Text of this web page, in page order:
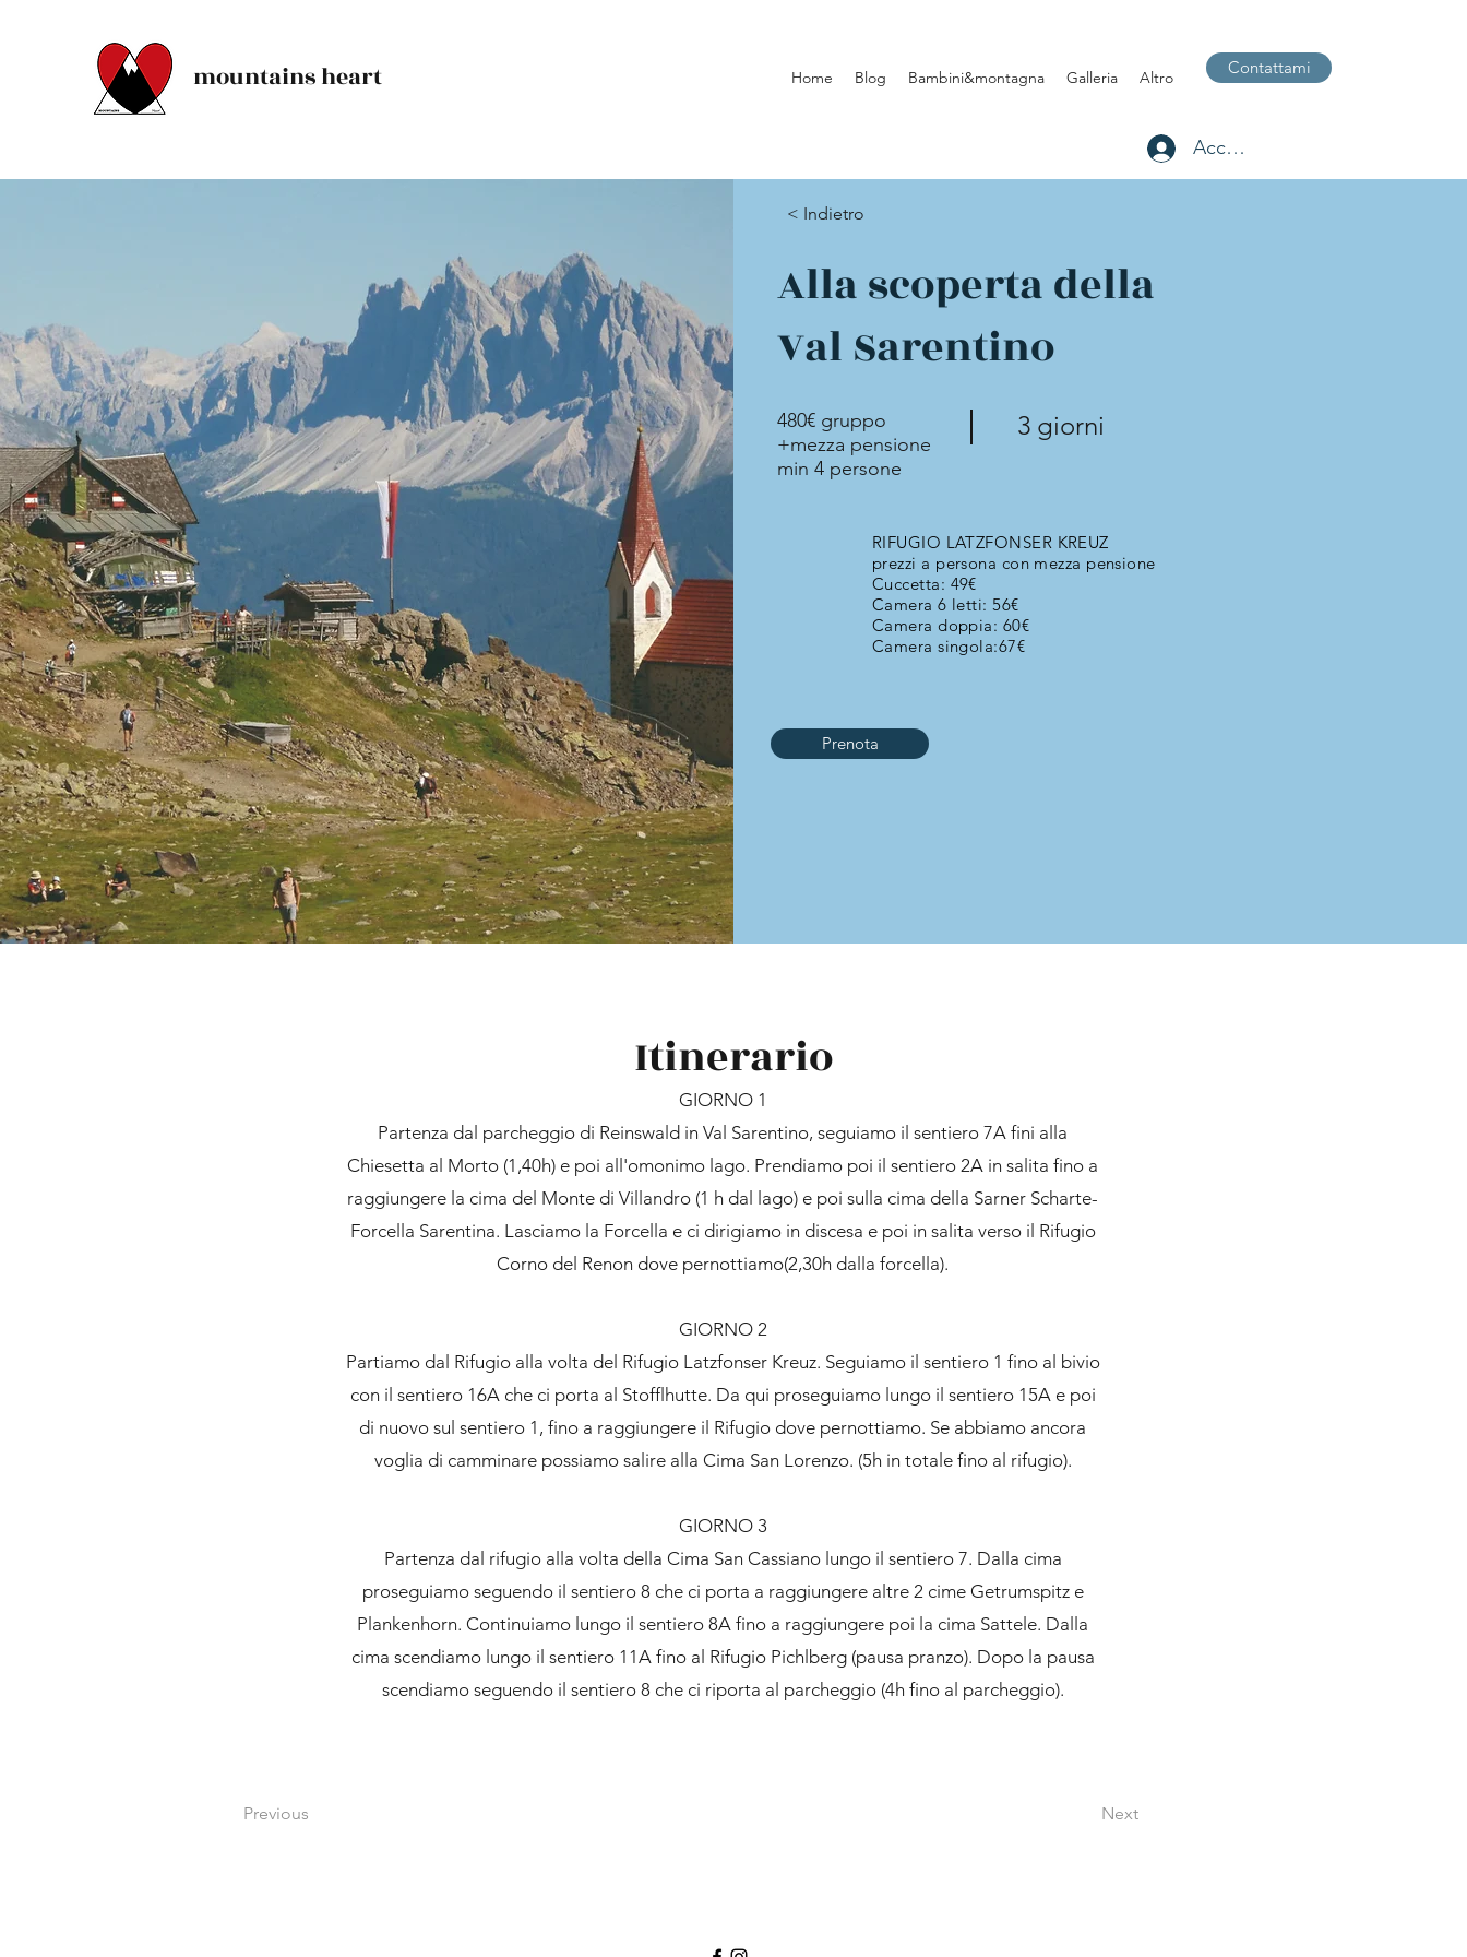
mountains heart Home Blog Bambini&montagna Galleria Altro Contattami
Accedi
< Indietro
Alla scoperta della
Val Sarentino
480€ gruppo
+mezza pensione
min 4 persone
3 giorni
RIFUGIO LATZFONSER KREUZ
prezzi a persona con mezza pensione
Cuccetta: 49€
Camera 6 letti: 56€
Camera doppia: 60€
Camera singola:67€
Prenota
Itinerario
GIORNO 1
Partenza dal parcheggio di Reinswald in Val Sarentino, seguiamo il sentiero 7A fini alla
Chiesetta al Morto (1,40h) e poi all'omonimo lago. Prendiamo poi il sentiero 2A in salita fino a
raggiungere la cima del Monte di Villandro (1 h dal lago) e poi sulla cima della Sarner Scharte-
Forcella Sarentina. Lasciamo la Forcella e ci dirigiamo in discesa e poi in salita verso il Rifugio
Corno del Renon dove pernottiamo(2,30h dalla forcella).
GIORNO 2
Partiamo dal Rifugio alla volta del Rifugio Latzfonser Kreuz. Seguiamo il sentiero 1 fino al bivio
con il sentiero 16A che ci porta al Stofflhutte. Da qui proseguiamo lungo il sentiero 15A e poi
di nuovo sul sentiero 1, fino a raggiungere il Rifugio dove pernottiamo. Se abbiamo ancora
voglia di camminare possiamo salire alla Cima San Lorenzo. (5h in totale fino al rifugio).
GIORNO 3
Partenza dal rifugio alla volta della Cima San Cassiano lungo il sentiero 7. Dalla cima
proseguiamo seguendo il sentiero 8 che ci porta a raggiungere altre 2 cime Getrumspitz e
Plankenhorn. Continuiamo lungo il sentiero 8A fino a raggiungere poi la cima Sattele. Dalla
cima scendiamo lungo il sentiero 11A fino al Rifugio Pichlberg (pausa pranzo). Dopo la pausa
scendiamo seguendo il sentiero 8 che ci riporta al parcheggio (4h fino al parcheggio).
Previous Next